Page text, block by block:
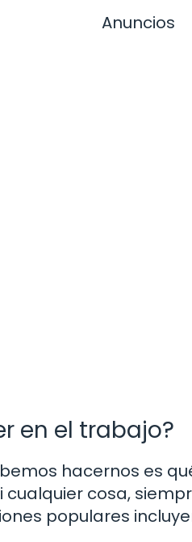
Anuncios
en el trabajo?
hacernos es
cualquier cosa,
populares